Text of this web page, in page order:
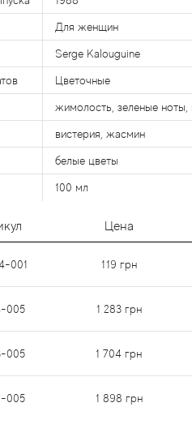
Для женщин
Serge Kalouguine
Цветочные
жимолость, зеленые ноты,
вистерия, жасмин
белые цветы
100 мл
Цена
001 119 грн
005 1 283 грн
005 1 704 грн
005 1 898 грн